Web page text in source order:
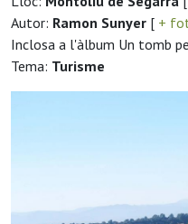
Autor: Ramon Sunyer [ +
Inclosa a l'àlbum Un tomb
Tema: Turisme